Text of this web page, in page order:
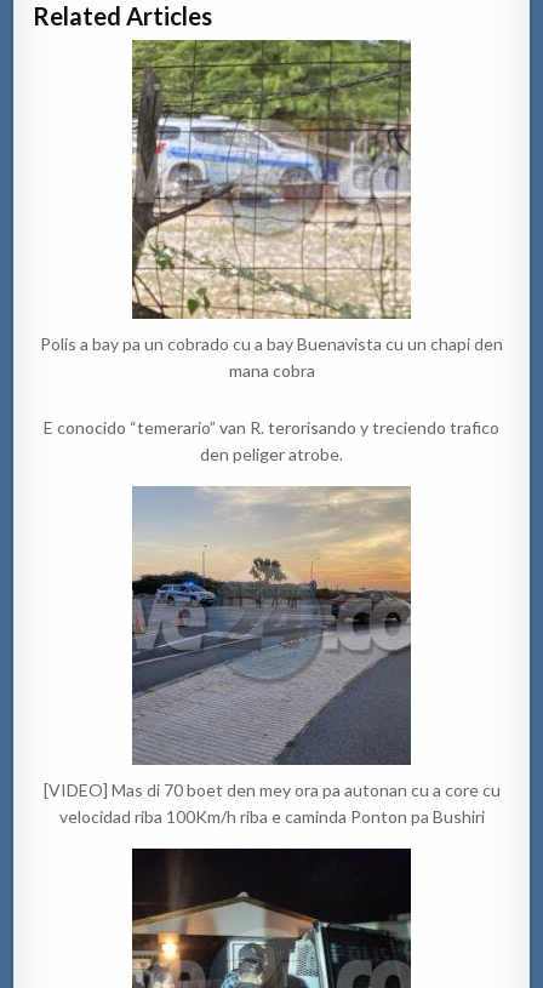
Related Articles
Polis a bay pa un cobrado cu a bay Buenavista cu un chapi den
mana cobra
E conocido “temerario” van R. terorisando y treciendo trafico
den peliger atrobe.
[VIDEO] Mas di 70 boet den mey ora pa autonan cu a core cu
velocidad riba 100Km/h riba e caminda Ponton pa Bushiri